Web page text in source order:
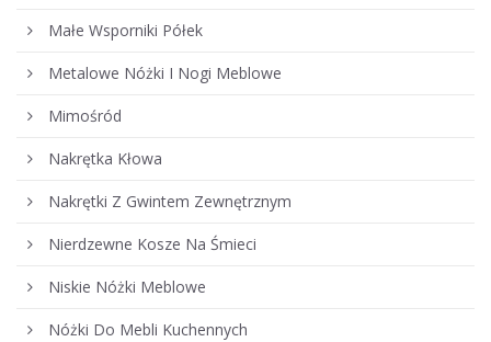
Małe Wsporniki Półek
Metalowe Nóżki I Nogi Meblowe
Mimośród
Nakrętka Kłowa
Nakrętki Z Gwintem Zewnętrznym
Nierdzewne Kosze Na Śmieci
Niskie Nóżki Meblowe
Nóżki Do Mebli Kuchennych